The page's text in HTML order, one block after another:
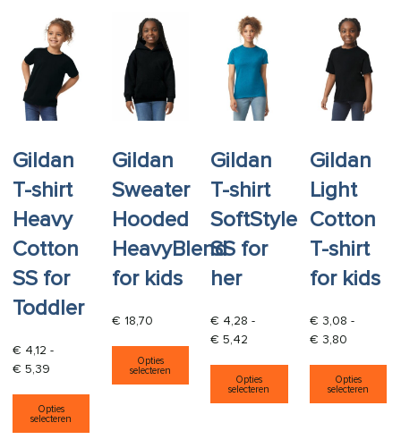
Gildan
T-shirt
Heavy
Cotton
SS for
Toddler
€ 4,12 -
€ 5,39 Prijsklasse: € 4,12 tot € 5,39
Opties
selecteren
Dit product heeft meerdere variaties. Deze optie
Gildan
Sweater
Hooded
HeavyBlend
for kids
€ 18,70
Opties
selecteren
Dit product heeft meerdere
Gildan
T-shirt
SoftStyle
SS for
her
€ 4,28 -
€ 5,42 Prijsklasse: € 4,28 tot €
Opties
selecteren
Dit product heeft
Gildan
Light
Cotton
T-shirt
for kids
€ 3,08 -
€ 3,80
Opties
selecteren